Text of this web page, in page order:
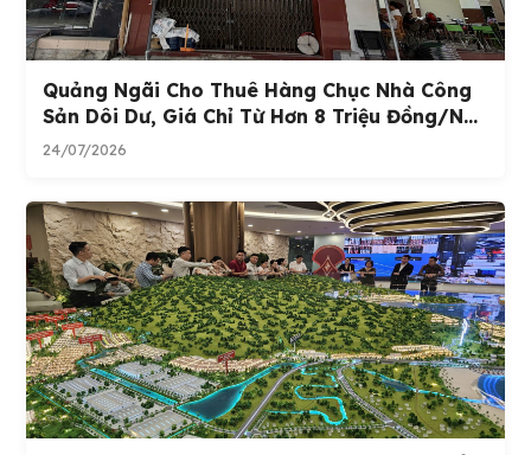
Quảng Ngãi Cho Thuê Hàng Chục Nhà Công
Sản Dôi Dư, Giá Chỉ Từ Hơn 8 Triệu Đồng/n...
24/07/2026